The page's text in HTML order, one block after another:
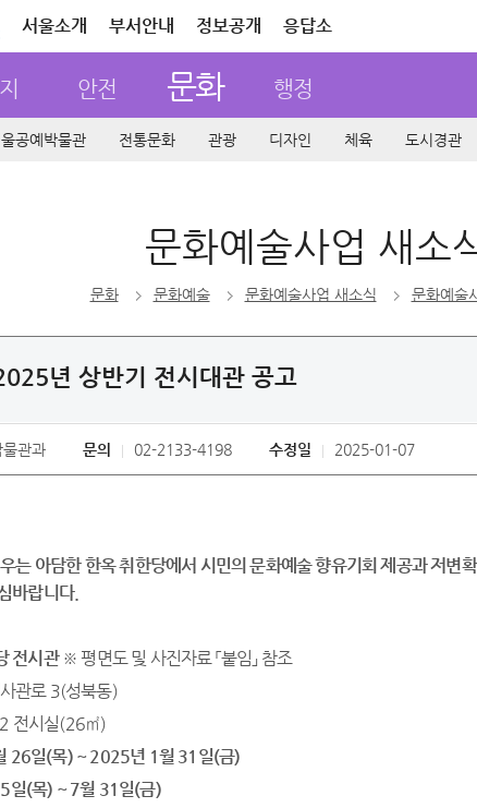
서울소개 부서안내 정보공개 응답소
안전 문화 행정
공예박물관 전통문화 관광 디자인 체육 도시경관
문화예술사업 새소
문화 문화예술 문화예술사업 새소식 문화예술
년 상반기 전시대관 공고
물관과 문의 02-2133-4198 수정일 2025-01-07
는 아담한 한옥 취한당에서 시민의 문화예술 향유기회 제공과 저변
바랍니다.
전시관※ 평면도 및 사진자료 「붙임」 참조
관로 3(성북동)
전시실(26㎡)
26일(목) ~ 2025년 1월 31일(금)
5일(목) ~ 7월 31 일(금)